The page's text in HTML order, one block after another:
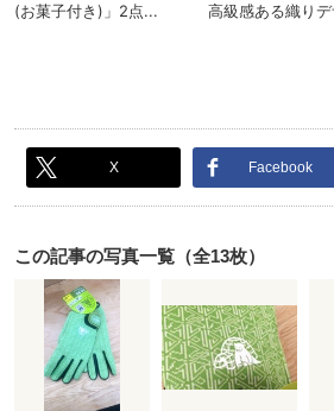
X Facebook
この記事の写真一覧（全13枚）